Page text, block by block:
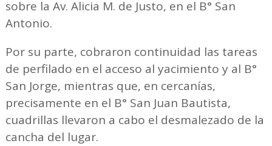
sobre la Av. Alicia M. de Justo, en el B° San
Antonio.
Por su parte, cobraron continuidad las tareas
de perfilado en el acceso al yacimiento y al B°
San Jorge, mientras que, en cercanías,
precisamente en el B° San Juan Bautista,
cuadrillas llevaron a cabo el desmalezado de la
cancha del lugar.